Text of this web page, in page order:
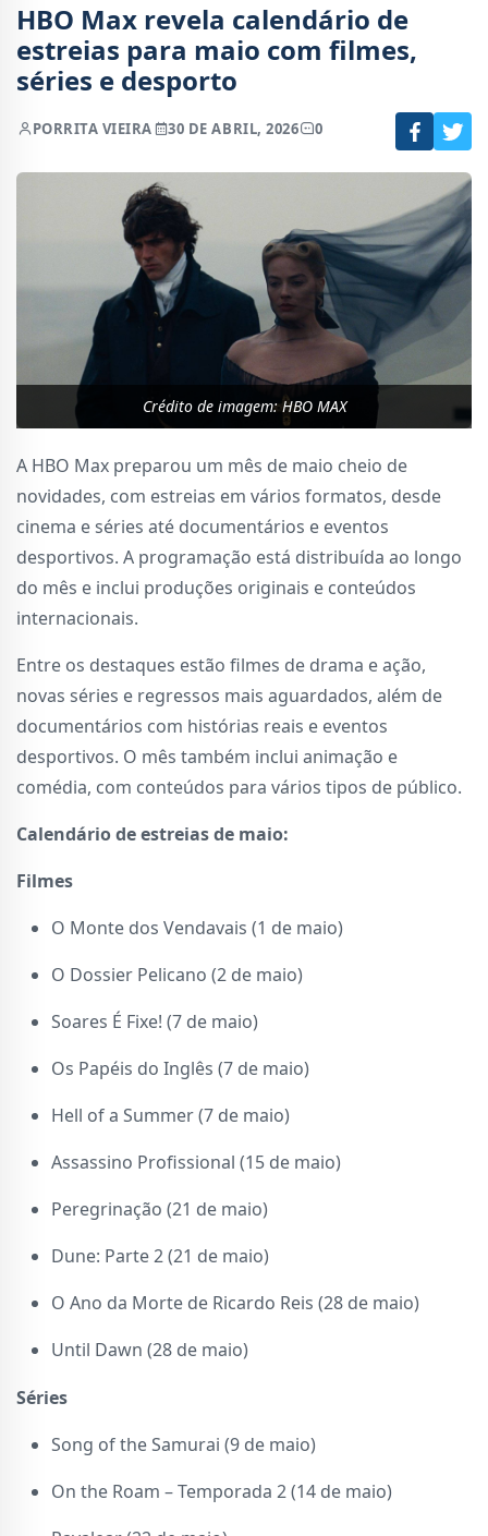
HBO Max revela calendário de
estreias para maio com filmes,
séries e desporto
PORRITA VIEIRA 30 DE ABRIL, 2026 0
Crédito de imagem: HBO MAX
A HBO Max preparou um mês de maio cheio de
novidades, com estreias em vários formatos, desde
cinema e séries até documentários e eventos
desportivos. A programação está distribuída ao longo
do mês e inclui produções originais e conteúdos
internacionais.
Entre os destaques estão filmes de drama e ação,
novas séries e regressos mais aguardados, além de
documentários com histórias reais e eventos
desportivos. O mês também inclui animação e
comédia, com conteúdos para vários tipos de público.
Calendário de estreias de maio:
Filmes
O Monte dos Vendavais (1 de maio)
O Dossier Pelicano (2 de maio)
Soares É Fixe! (7 de maio)
Os Papéis do Inglês (7 de maio)
Hell of a Summer (7 de maio)
Assassino Profissional (15 de maio)
Peregrinação (21 de maio)
Dune: Parte 2 (21 de maio)
O Ano da Morte de Ricardo Reis (28 de maio)
Until Dawn (28 de maio)
Séries
Song of the Samurai (9 de maio)
On the Roam – Temporada 2 (14 de maio)